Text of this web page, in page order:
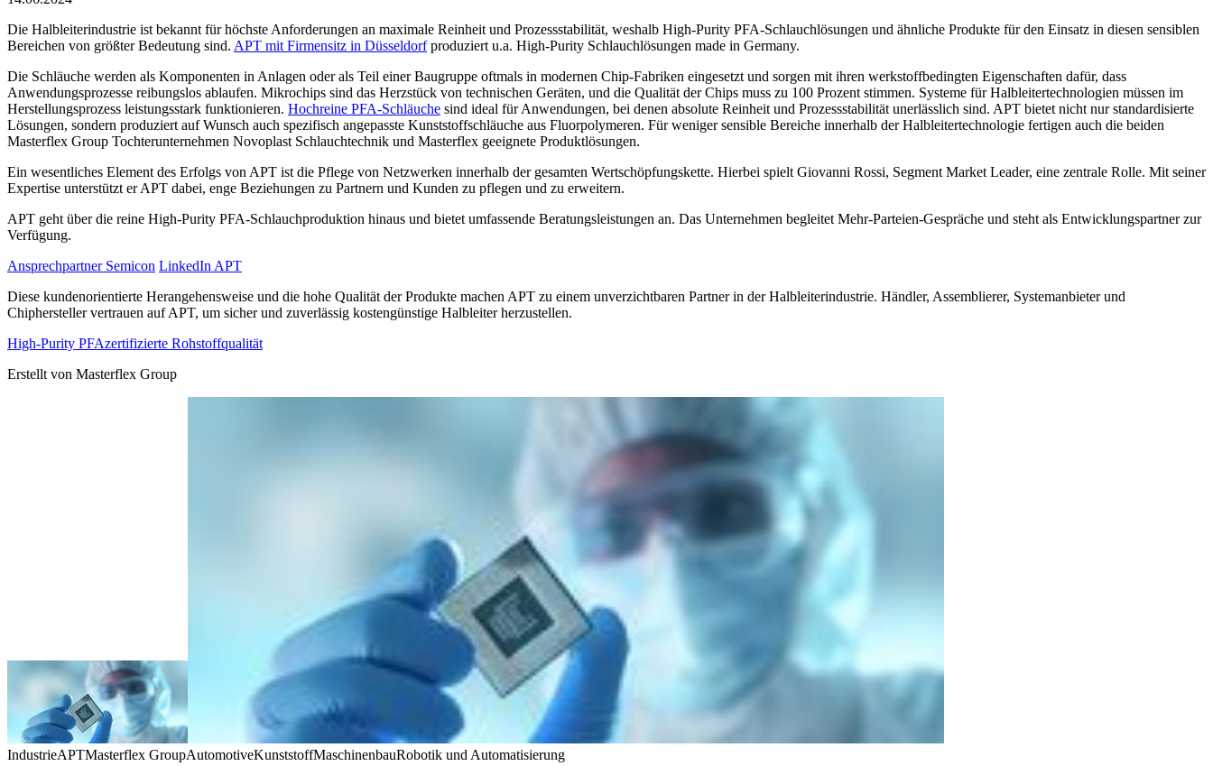
Die Halbleiterindustrie ist bekannt für höchste Anforderungen an maximale Reinheit und Prozessstabilität, weshalb High-Purity PFA-Schlauchlösungen und ähnliche Produkte für den Einsatz in diesen sensiblen
Bereichen von größter Bedeutung sind. APT mit Firmensitz in Düsseldorfproduziert u.a. High-Purity Schlauchlösungen made in Germany.
Die Schläuche werden als Komponenten in Anlagen oder als Teil einer Baugruppe oftmals in modernen Chip-Fabriken eingesetzt und sorgen mit ihren werkstoffbedingten Eigenschaften dafür, dass
Anwendungsprozesse reibungslos ablaufen. Mikrochips sind das Herzstück von technischen Geräten, und die Qualität der Chips muss zu 100 Prozent stimmen. Systeme für Halbleitertechnologien müssen im
Herstellungsprozess leistungsstark funktionieren. Hochreine PFA-Schläuche sind ideal für Anwendungen, bei denen absolute Reinheit und Prozessstabilität unerlässlich sind. APT bietet nicht nur standardisierte
Lösungen, sondern produziert auf Wunsch auch spezifisch angepasste Kunststoffschläuche aus Fluorpolymeren. Für weniger sensible Bereiche innerhalb der Halbleitertechnologie fertigen auch die beiden
Masterflex Group Tochterunternehmen Novoplast Schlauchtechnik und Masterflex geeignete Produktlösungen.
Ein wesentliches Element des Erfolgs von APT ist die Pflege von Netzwerken innerhalb der gesamten Wertschöpfungskette. Hierbei spielt Giovanni Rossi, Segment Market Leader, eine zentrale Rolle. Mit seiner
Expertise unterstützt er APT dabei, enge Beziehungen zu Partnern und Kunden zu pflegen und zu erweitern.
APT geht über die reine High-Purity PFA-Schlauchproduktion hinaus und bietet umfassende Beratungsleistungen an. Das Unternehmen begleitet Mehr-Parteien-Gespräche und steht als Entwicklungspartner zur
Verfügung.
Ansprechpartner Semicon LinkedIn APT
Diese kundenorientierte Herangehensweise und die hohe Qualität der Produkte machen APT zu einem unverzichtbaren Partner in der Halbleiterindustrie. Händler, Assemblierer, Systemanbieter und
Chiphersteller vertrauen auf APT, um sicher und zuverlässig kostengünstige Halbleiter herzustellen.
High-Purity PFAzertifizierte Rohstoffqualität
Erstellt von Masterflex Group
IndustrieAPTMasterflex GroupAutomotiveKunststoffMaschinenbauRobotik und Automatisierung